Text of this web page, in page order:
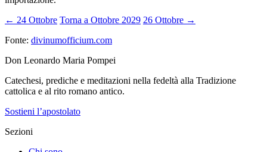
← 24 Ottobre Torna a Ottobre 2029 26 Ottobre →
Fonte: divinumofficium.com
Don Leonardo Maria Pompei
Catechesi, prediche e meditazioni nella fedeltà alla Tradizione
cattolica e al rito romano antico.
Sostieni l’apostolato
Sezioni